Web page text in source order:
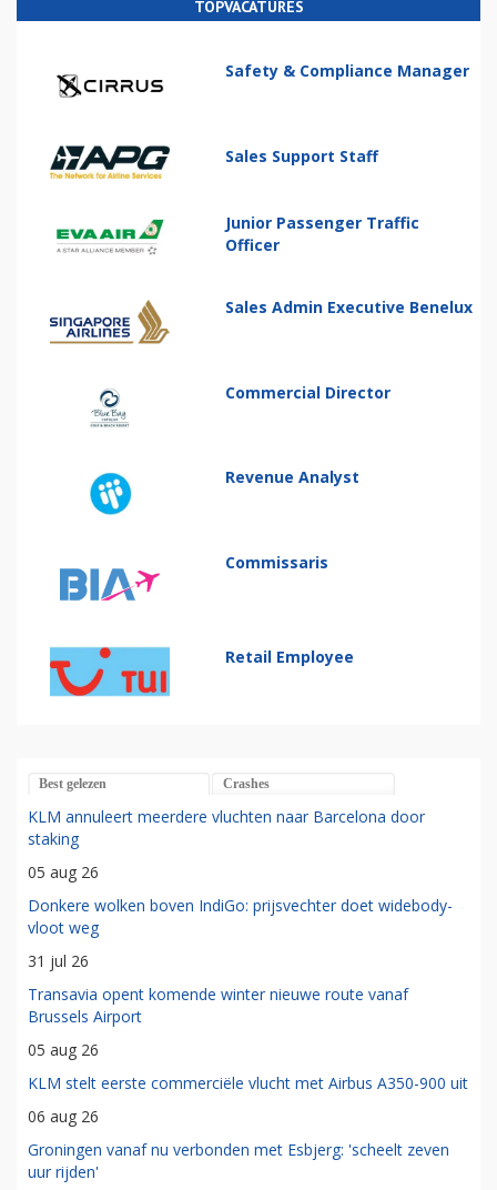
TOPVACATURES
Safety & Compliance Manager
Sales Support Staff
Junior Passenger Traffic
Officer
Sales Admin Executive Benelux
Commercial Director
Revenue Analyst
Commissaris
Retail Employee
Best gelezen Crashes
KLM annuleert meerdere vluchten naar Barcelona door
staking
05 aug 26
Donkere wolken boven IndiGo: prijsvechter doet widebody-
vloot weg
31 jul 26
Transavia opent komende winter nieuwe route vanaf
Brussels Airport
05 aug 26
KLM stelt eerste commerciële vlucht met Airbus A350-900 uit
06 aug 26
Groningen vanaf nu verbonden met Esbjerg: 'scheelt zeven
uur rijden'